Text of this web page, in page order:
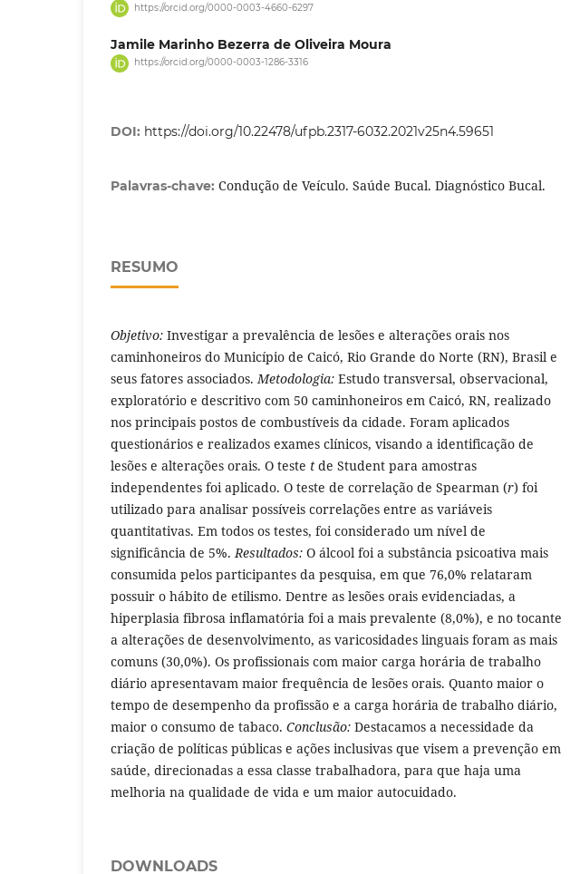
https://orcid.org/0000-0003-4660-6297
Jamile Marinho Bezerra de Oliveira Moura
https://orcid.org/0000-0003-1286-3316
DOI: https://doi.org/10.22478/ufpb.2317-6032.2021v25n4.59651
Palavras-chave: Condução de Veículo. Saúde Bucal. Diagnóstico Bucal.
RESUMO
Objetivo: Investigar a prevalência de lesões e alterações orais nos
caminhoneiros do Município de Caicó, Rio Grande do Norte (RN), Brasil e
seus fatores associados. Metodologia: Estudo transversal, observacional,
exploratório e descritivo com 50 caminhoneiros em Caicó, RN, realizado
nos principais postos de combustíveis da cidade. Foram aplicados
questionários e realizados exames clínicos, visando a identificação de
lesões e alterações orais. O teste t de Student para amostras
independentes foi aplicado. O teste de correlação de Spearman (r) foi
utilizado para analisar possíveis correlações entre as variáveis
quantitativas. Em todos os testes, foi considerado um nível de
significância de 5%. Resultados: O álcool foi a substância psicoativa mais
consumida pelos participantes da pesquisa, em que 76,0% relataram
possuir o hábito de etilismo. Dentre as lesões orais evidenciadas, a
hiperplasia fibrosa inflamatória foi a mais prevalente (8,0%), e no tocante
a alterações de desenvolvimento, as varicosidades linguais foram as mais
comuns (30,0%). Os profissionais com maior carga horária de trabalho
diário apresentavam maior frequência de lesões orais. Quanto maior o
tempo de desempenho da profissão e a carga horária de trabalho diário,
maior o consumo de tabaco. Conclusão: Destacamos a necessidade da
criação de políticas públicas e ações inclusivas que visem a prevenção em
saúde, direcionadas a essa classe trabalhadora, para que haja uma
melhoria na qualidade de vida e um maior autocuidado.
DOWNLOADS